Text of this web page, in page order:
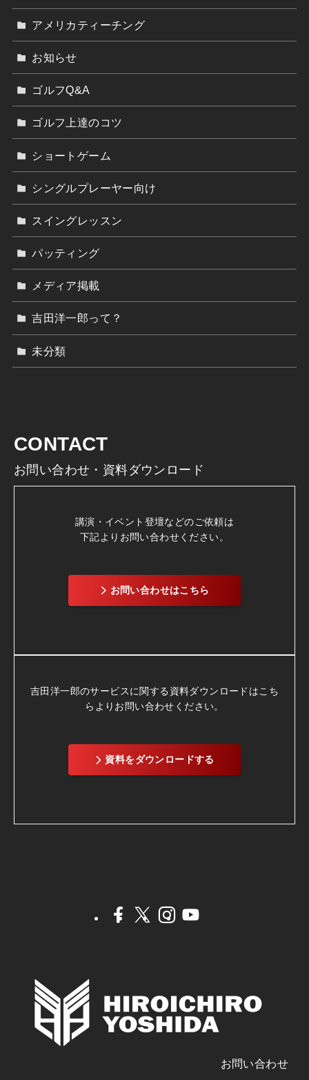
アメリカティーチング
お知らせ
ゴルフQ&A
ゴルフ上達のコツ
ショートゲーム
シングルプレーヤー向け
スイングレッスン
パッティング
メディア掲載
吉田洋一郎って？
未分類
CONTACT
お問い合わせ・資料ダウンロード
講演・イベント登壇などのご依頼は
下記よりお問い合わせください。
お問い合わせはこちら
吉田洋一郎のサービスに関する資料ダウンロードはこち
らよりお問い合わせください。
資料をダウンロードする
お問い合わせ